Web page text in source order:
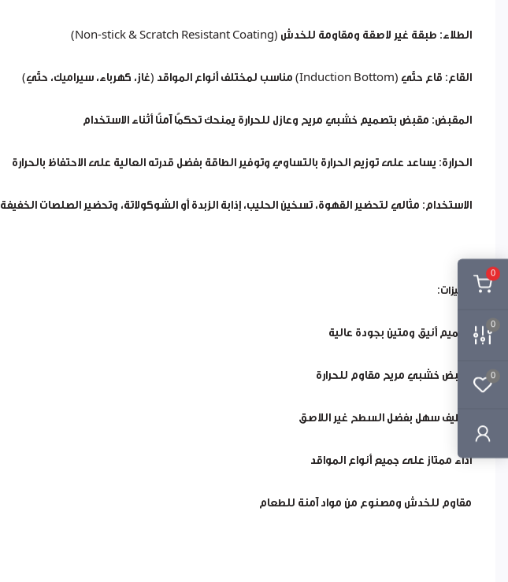
0
0
0
الطلاء: طبقة غير لاصقة ومقاومة للخدش (Non-stick & Scratch Resistant Coating)
القاع: قاع حثّي (Induction Bottom) مناسب لمختلف أنواع المواقد (غاز، كهرباء، سيراميك، حثّي)
المقبض: مقبض بتصميم خشبي مريح وعازل للحرارة يمنحك تحكمًا آمنًا أثناء الاستخدام
الحرارة: يساعد على توزيع الحرارة بالتساوي وتوفير الطاقة بفضل قدرته العالية على الاحتفاظ بالحرارة
الاستخدام: مثالي لتحضير القهوة، تسخين الحليب، إذابة الزبدة أو الشوكولاتة، وتحضير الصلصات الخفيفة
الميزات:
تصميم أنيق ومتين بجودة عالية
مقبض خشبي مريح مقاوم للحرارة
تنظيف سهل بفضل السطح غير اللاصق
أداء ممتاز على جميع أنواع المواقد
مقاوم للخدش ومصنوع من مواد آمنة للطعام